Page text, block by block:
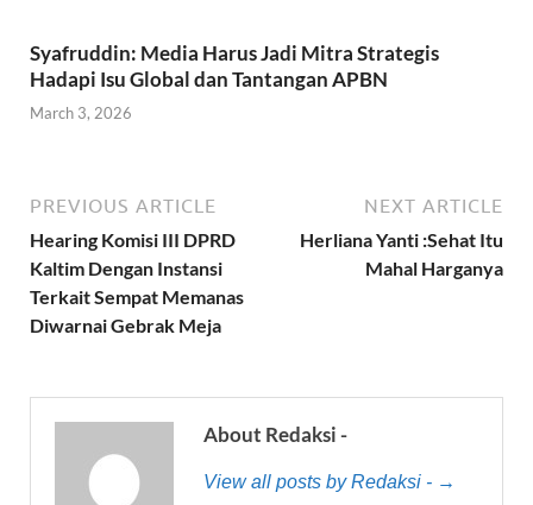
Syafruddin: Media Harus Jadi Mitra Strategis
Hadapi Isu Global dan Tantangan APBN
March 3, 2026
PREVIOUS ARTICLE
Hearing Komisi III DPRD
Kaltim Dengan Instansi
Terkait Sempat Memanas
Diwarnai Gebrak Meja
NEXT ARTICLE
Herliana Yanti :Sehat Itu
Mahal Harganya
About Redaksi -
View all posts by Redaksi - →